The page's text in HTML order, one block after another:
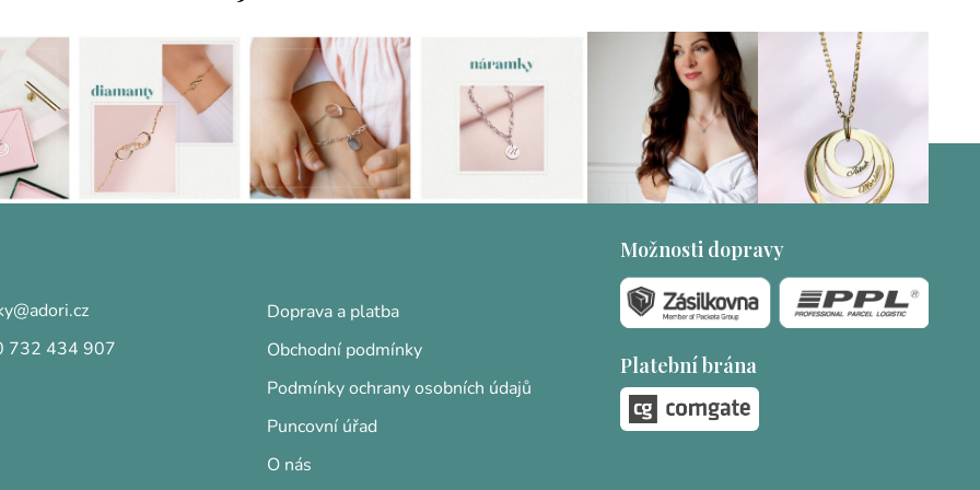
@adori.cz
732 434 907
Doprava a platba
Obchodní podmínky
Podmínky ochrany osobních údajů
Puncovní úřad
O nás
Možnosti dopravy
Platební brána